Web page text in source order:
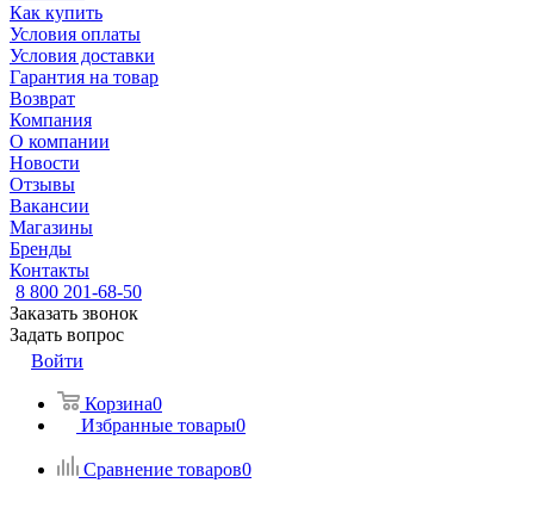
Как купить
Условия оплаты
Условия доставки
Гарантия на товар
Возврат
Компания
О компании
Новости
Отзывы
Вакансии
Магазины
Бренды
Контакты
8 800 201-68-50
Заказать звонок
Задать вопрос
Войти
Корзина0
Избранные товары0
Сравнение товаров0